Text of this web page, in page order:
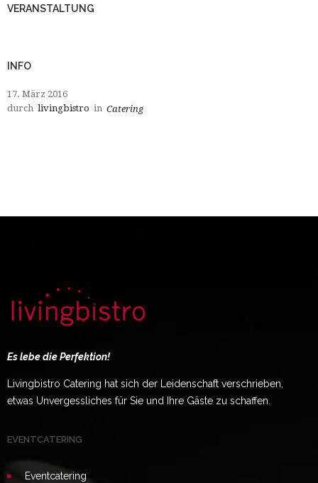
VERANSTALTUNG
INFO
17. März 2016
durch livingbistro in Catering
Es lebe die Perfektion!
Livingbistro Catering hat sich der Leidenschaft verschrieben,
etwas Unvergessliches für Sie und Ihre Gäste zu schaffen.
EVENTCATERING
Eventcatering